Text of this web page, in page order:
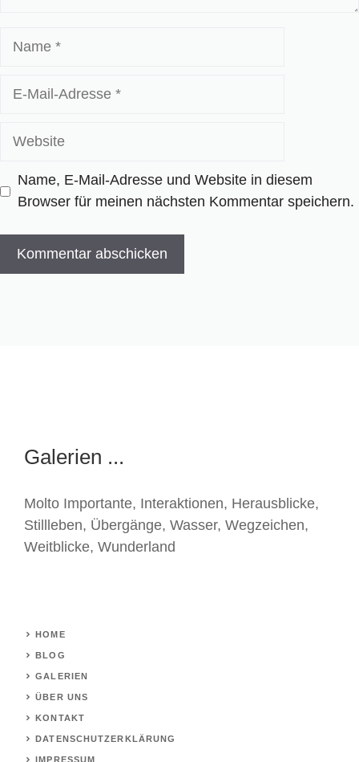
Website
Name, E-Mail-Adresse und Website in diesem
Browser für meinen nächsten Kommentar speichern.
Galerien ...
Molto Importante, Interaktionen, Herausblicke,
Stillleben, Übergänge, Wasser, Wegzeichen,
Weitblicke, Wunderland
HOME
BLOG
GALERIEN
ÜBER UNS
KONTAKT
DATENSCHUTZERKLÄRUNG
IMPRESSUM